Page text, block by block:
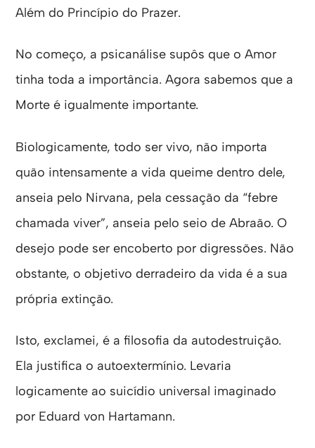
Além do Princípio do Prazer.
No começo, a psicanálise supôs que o Amor
tinha toda a importância. Agora sabemos que a
Morte é igualmente importante.
Biologicamente, todo ser vivo, não importa
quão intensamente a vida queime dentro dele,
anseia pelo Nirvana, pela cessação da “febre
chamada viver”, anseia pelo seio de Abraão. O
desejo pode ser encoberto por digressões. Não
obstante, o objetivo derradeiro da vida é a sua
própria extinção.
Isto, exclamei, é a filosofia da autodestruição.
Ela justifica o autoextermínio. Levaria
logicamente ao suicídio universal imaginado
por Eduard von Hartamann.